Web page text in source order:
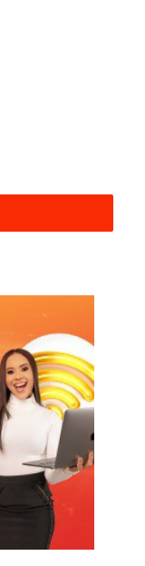
neste sábado
Pombal